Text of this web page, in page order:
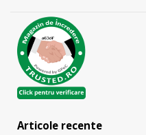
Articole recente